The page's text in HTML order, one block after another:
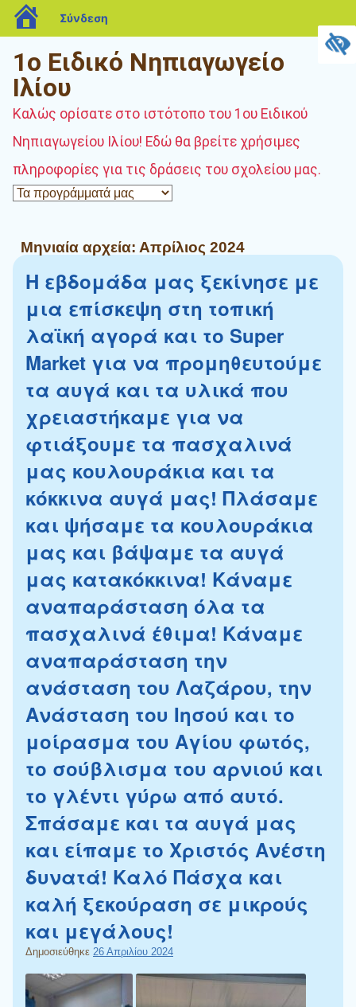
1ο Ειδικό Νηπιαγωγείο
Ιλίου
Καλώς ορίσατε στο ιστότοπο του 1ου Ειδικού
Νηπιαγωγείου Ιλίου! Εδώ θα βρείτε χρήσιμες
πληροφορίες για τις δράσεις του σχολείου μας.
Μηνιαία αρχεία: Απρίλιος 2024
Η εβδομάδα μας ξεκίνησε με
μια επίσκεψη στη τοπική
λαϊκή αγορά και το Super
Market για να προμηθευτούμε
τα αυγά και τα υλικά που
χρειαστήκαμε για να
φτιάξουμε τα πασχαλινά
μας κουλουράκια και τα
κόκκινα αυγά μας! Πλάσαμε
και ψήσαμε τα κουλουράκια
μας και βάψαμε τα αυγά
μας κατακόκκινα! Κάναμε
αναπαράσταση όλα τα
πασχαλινά έθιμα! Κάναμε
αναπαράσταση την
ανάσταση του Λαζάρου, την
Ανάσταση του Ιησού και το
μοίρασμα του Αγίου φωτός,
το σούβλισμα του αρνιού και
το γλέντι γύρω από αυτό.
Σπάσαμε και τα αυγά μας
και είπαμε το Χριστός Ανέστη
δυνατά! Καλό Πάσχα και
καλή ξεκούραση σε μικρούς
και μεγάλους!
Δημοσιεύθηκε 26 Απριλίου 2024
blogs.sch.gr
Σύνδεση